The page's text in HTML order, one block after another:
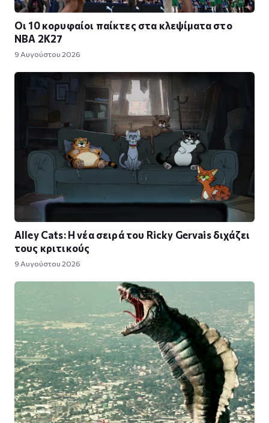
Οι 10 κορυφαίοι παίκτες στα κλεψίματα στο
NBA 2K27
9 Αυγούστου 2026
Alley Cats: Η νέα σειρά του Ricky Gervais διχάζει
τους κριτικούς
9 Αυγούστου 2026